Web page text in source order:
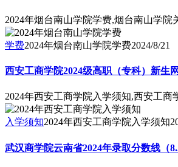
2024年烟台南山学院学费,烟台南山学院
学费2024年烟台南山学院学费2024/8/21
西安工商学院2024级高职（专科）新生
2024年西安工商学院入学须知,西安工
入学须知2024年西安工商学院入学须知
武汉商学院云南省2024年录取分数线（